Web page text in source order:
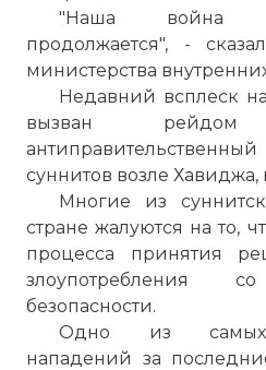
"Наша война
продолжается", -
министерства
Недавний всплеск
вызван
суннитов возле Хавиджа,
Многие из
стране жалуются на то,
процесса принятия
злоупотребления
безопасности.
Одно из самых
нападений за